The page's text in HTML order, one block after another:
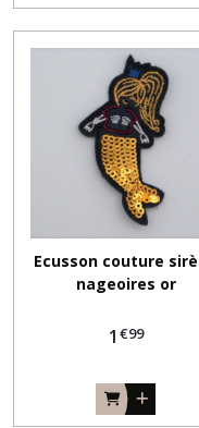
Ecusson couture
nageoires or
1 €99